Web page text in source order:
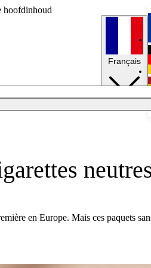
hoofdinhoud
Français
en Europe. Mais ces paquets